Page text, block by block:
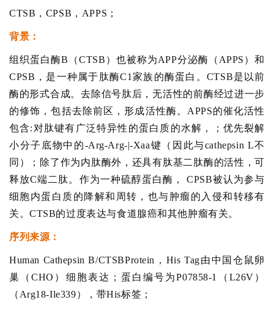
CTSB，CPSB，APPS；
背景：
组织蛋白酶B（CTSB）也被称为APP分泌酶（APPS）和
CPSB，是一种属于肽酶C1家族的酶蛋白。CTSB是以前
酶的形式合成。去除信号肽后，无活性的前酶经过进一步
的修饰，包括去除前区，形成活性酶。APPS的催化活性
包含:对肽键有广泛特异性的蛋白质的水解，；优先裂解
小分子底物中的-Arg-Arg-|-Xaa键（因此与cathepsin L不
同）；除了作为内肽酶外，还具有肽基二肽酶的活性，可
释放C端二肽。作为一种硫醇蛋白酶， CPSB被认为参与
细胞内蛋白质的降解和周转，也与肿瘤的入侵和转移有
关。CTSB的过度表达与食道腺癌和其他肿瘤有关。
序列来源：
Human Cathepsin B/CTSBProtein，His Tag由中国仓鼠卵
巢（CHO）细胞表达；蛋白编号为P07858-1（L26V）
（Arg18-Ile339），带His标签；